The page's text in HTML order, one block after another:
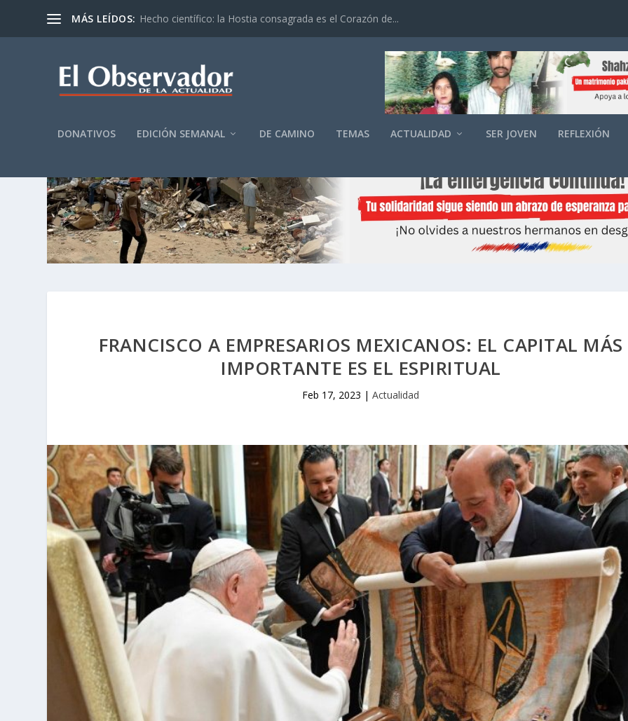
MÁS LEÍDOS: Hecho científico: la Hostia consagrada es el Corazón de...
DONATIVOS EDICIÓN SEMANAL DE CAMINO TEMAS ACTUALIDAD SER JOVEN REFLEXIÓN
FRANCISCO A EMPRESARIOS MEXICANOS: EL CAPITAL MÁS
IMPORTANTE ES EL ESPIRITUAL
Feb 17, 2023 |Actualidad